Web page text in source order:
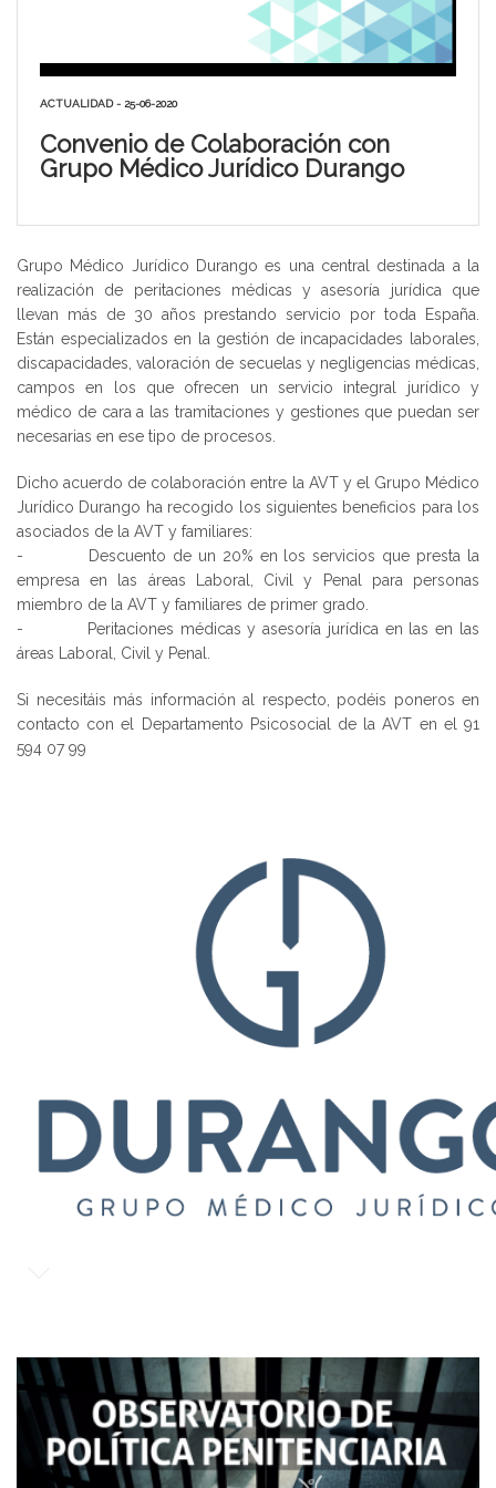
ACTUALIDAD - 25-06-2020
Convenio de Colaboración con
Grupo Médico Jurídico Durango
Grupo Médico Jurídico Durango es una central destinada a la
realización de peritaciones médicas y asesoría jurídica que
llevan más de 30 años prestando servicio por toda España.
Están especializados en la gestión de incapacidades laborales,
discapacidades, valoración de secuelas y negligencias médicas,
campos en los que ofrecen un servicio integral jurídico y
médico de cara a las tramitaciones y gestiones que puedan ser
necesarias en ese tipo de procesos.
Dicho acuerdo de colaboración entre la AVT y el Grupo Médico
Jurídico Durango ha recogido los siguientes beneficios para los
asociados de la AVT y familiares:
- Descuento de un 20% en los servicios que presta la
empresa en las áreas Laboral, Civil y Penal para personas
miembro de la AVT y familiares de primer grado.
- Peritaciones médicas y asesoría jurídica en las en las
áreas Laboral, Civil y Penal.
Si necesitáis más información al respecto, podéis poneros en
contacto con el Departamento Psicosocial de la AVT en el 91
594 07 99